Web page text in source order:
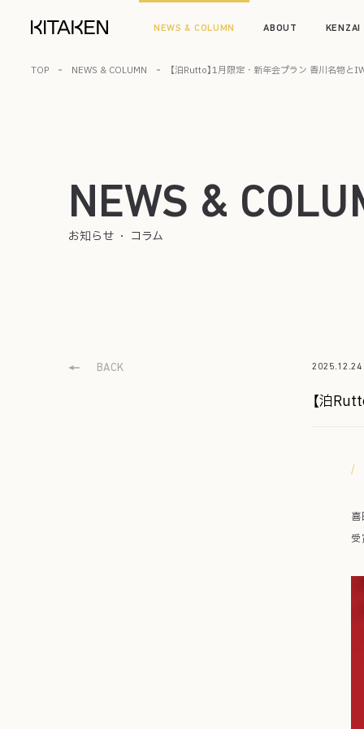
NEWS & COLUMN ABOUT KENZAI
TOP NEWS & COLUMN 【泊Rutto】1月限定・新年会プラン 香川名物と
NEWS &
お知らせ ・ コラム
BACK 2025.12.24
【泊
/